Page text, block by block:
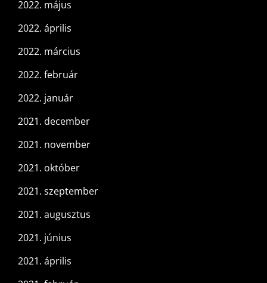
2022. május
2022. április
2022. március
2022. február
2022. január
2021. december
2021. november
2021. október
2021. szeptember
2021. augusztus
2021. június
2021. április